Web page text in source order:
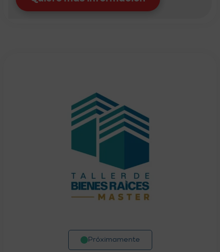
Próximamente